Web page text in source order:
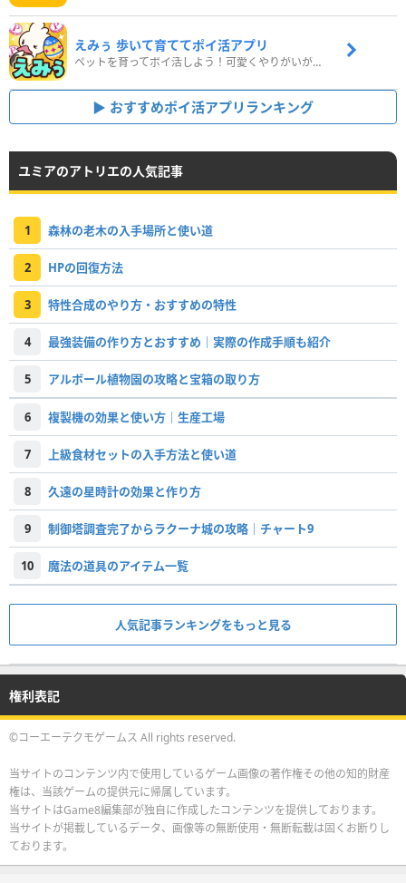
えみぅ 歩いて育ててポイ活アプリ
ペットを育ってポイ活しよう！可愛くやりがいがある新感覚アプリ
おすすめポイ活アプリランキング
ユミアのアトリエの人気記事
1 森林の老木の入手場所と使い道
2 HPの回復方法
3 特性合成のやり方・おすすめの特性
4 最強装備の作り方とおすすめ｜実際の作成手順も紹介
5 アルボール植物園の攻略と宝箱の取り方
6 複製機の効果と使い方｜生産工場
7 上級食材セットの入手方法と使い道
8 久遠の星時計の効果と作り方
9 制御塔調査完了からラクーナ城の攻略｜チャート9
10 魔法の道具のアイテム一覧
人気記事ランキングをもっと見る
権利表記
©コーエーテクモゲームス All rights reserved.
当サイトのコンテンツ内で使用しているゲーム画像の著作権その他の知的財産
権は、当該ゲームの提供元に帰属しています。
当サイトはGame8編集部が独自に作成したコンテンツを提供しております。
当サイトが掲載しているデータ、画像等の無断使用・無断転載は固くお断りし
ております。